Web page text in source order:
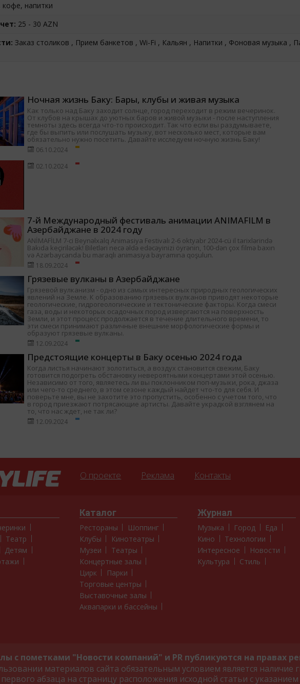
кофе, напитки
25 - 30 AZN
Заказ столиков , Прием банкетов , Wi-Fi , Кальян , Напитки , Фоновая музыка ,
Ночная жизнь Баку: Бары, клубы и живая музыка
Как только над Баку заходит солнце, город переходит в режим вечеринок.
От клубов на крышах до уютных баров и живой музыки - после наступления
темноты здесь всегда что-то происходит. Так что если вы раздумываете,
где бы выпить или послушать музыку, вот несколько мест, которые вам
обязательно нужно посетить. Давайте исследуем ночную жизнь Баку!
06.10.2024
02.10.2024
7-й Международный фестиваль анимации ANIMAFILM в
Азербайджане в 2024 году
ANİMAFİLM 7-ci Beynəlxalq Animasiya Festivalı 2-6 oktyabr 2024-cü il tarixlərində
Bakıda keçiriləcək! Biletləri necə əldə edəcəyinizi öyrənin, 100-dən çox filmə baxın
və Azərbaycanda bu maraqlı animasiya bayramına qoşulun.
18.09.2024
Грязевые вулканы в Азербайджане
Грязевой вулканизм - одно из самых интересных природных геологических
явлений на Земле. К образованию грязевых вулканов приводят некоторые
геологические, гидрогеологические и тектонические факторы. Когда смеси
газа, воды и некоторых осадочных пород извергаются на поверхность
Земли, и этот процесс продолжается в течение длительного времени, то
эти смеси принимают различные внешние морфологические формы и
образуют грязевые вулканы.
12.09.2024
Предстоящие концерты в Баку осенью 2024 года
Когда листья начинают золотиться, а воздух становится свежим, Баку
готовится подогреть обстановку невероятными концертами этой осенью.
Независимо от того, являетесь ли вы поклонником поп-музыки, рока, джаза
или чего-то среднего, в этом сезоне каждый найдет что-то для себя. И
поверьте мне, вы не захотите это пропустить, особенно с учетом того, что
в город приезжают потрясающие артисты. Давайте украдкой взглянем на
то, что нас ждет, не так ли?
12.09.2024
О проекте Реклама Контакты
Театр
Детям
Каталог
Рестораны
Шоппинг
Клубы
Кинотеатры
Музеи
Театры
Концертные залы
Цирк
Парки
Торговые центры
Выставочные залы
Аквапарки и бассейны
Журнал
Музыка Город
Еда
Кино
Технологии
Интересное
Новости
Культура
Стиль
с пометками "Новости компаний" и PR публикуются на правах
материалов сайта обязательным условием является наличие
абзаца на страницу расположения исходной статьи с